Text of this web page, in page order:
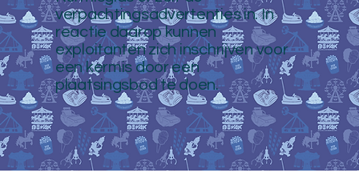
verpachtingsadvertenties in. In
reactie daarop kunnen
exploitanten zich inschrijven voor
een kermis door een
plaatsingsbod te doen.